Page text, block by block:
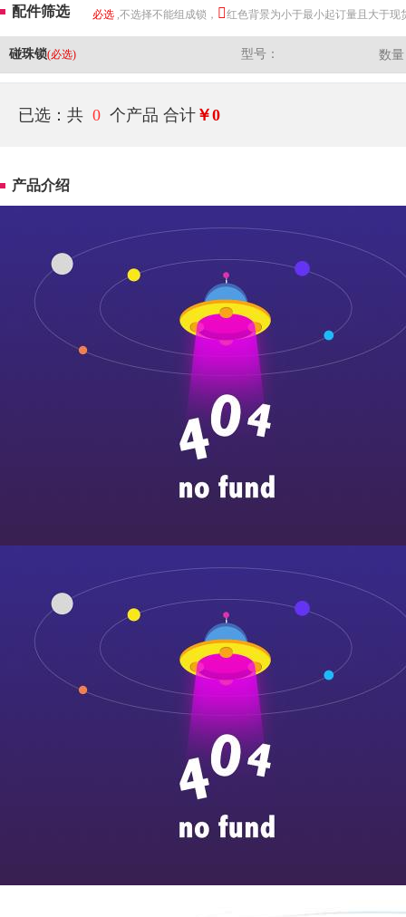
配件筛选 必选 ,不选择不能组成锁， 红色背景为小于最小起订量且大于现
碰珠锁(必选) 型号： 数
已选：共 0 个产品 合计 ￥0
产品介绍